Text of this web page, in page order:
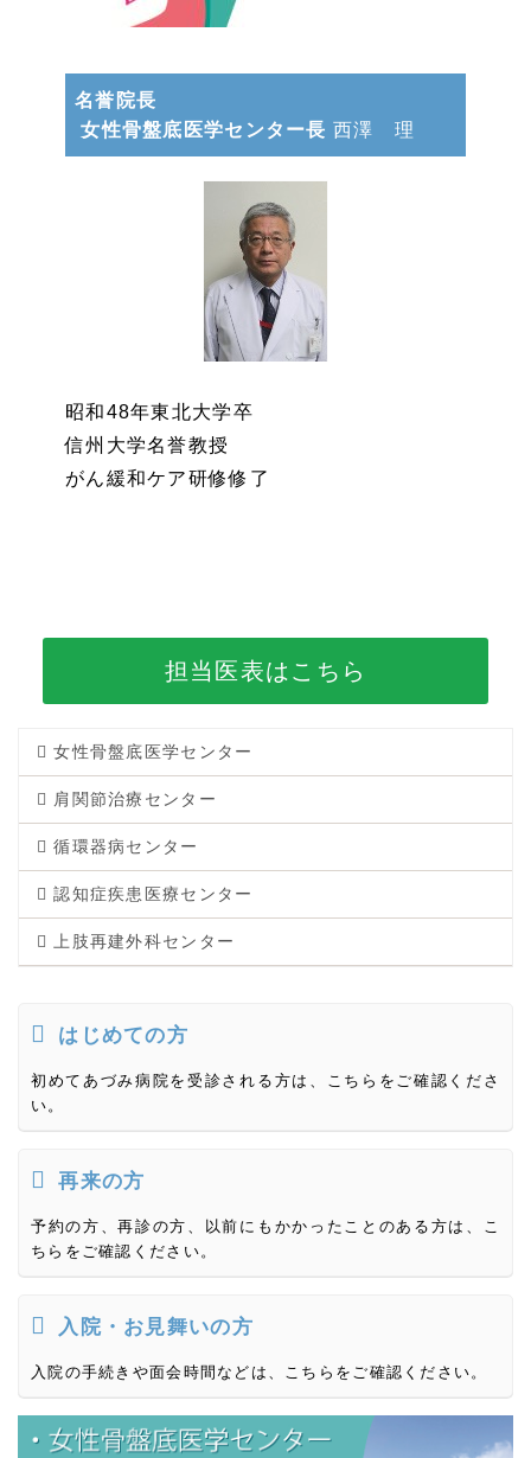
名誉院長
女性骨盤底医学センター長 西澤 理
昭和48年東北大学卒
信州大学名誉教授
がん緩和ケア研修修了
担当医表はこちら
女性骨盤底医学センター
肩関節治療センター
循環器病センター
認知症疾患医療センター
上肢再建外科センター
はじめての方
初めてあづみ病院を受診される方は、こちらをご確認くださ
い。
再来の方
予約の方、再診の方、以前にもかかったことのある方は、こ
ちらをご確認ください。
入院・お見舞いの方
入院の手続きや面会時間などは、こちらをご確認ください。